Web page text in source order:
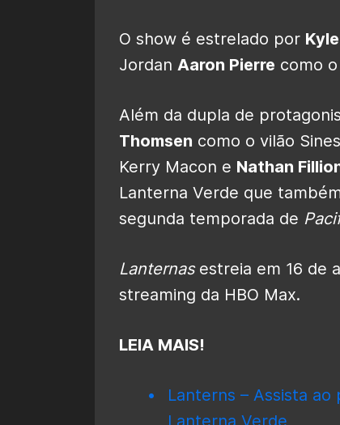
O show é estrelado por
Jordan Aaron Pierre como
Além da dupla de
Thomsen como o vilão
Kerry Macon e Nathan
Lanterna Verde que
segunda temporada de
Lanternasestreia em 16 de
streaming da HBO Max.
LEIA MAIS!
Lanterns – Assista